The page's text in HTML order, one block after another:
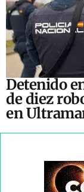
Detenido
de diez
en